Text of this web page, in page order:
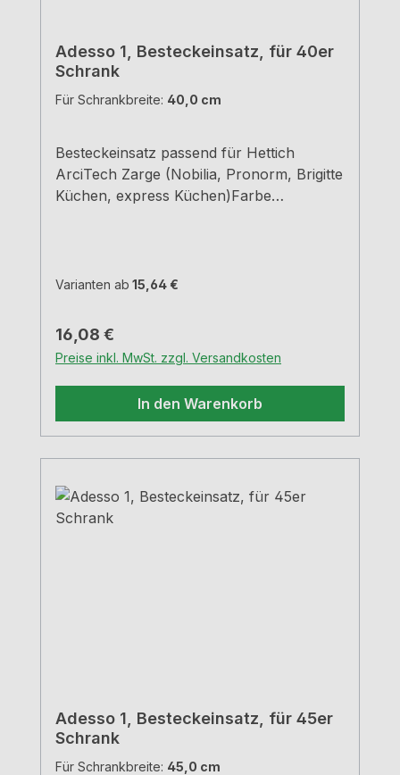
Adesso 1, Besteckeinsatz, für 40er
Schrank
Für Schrankbreite: 40,0 cm
Besteckeinsatz passend für Hettich
ArciTech Zarge (Nobilia, Pronorm, Brigitte
Küchen, express Küchen)Farbe
Varianten ab 15,64 €
Regulärer Preis:
16,08 €
Preise inkl. MwSt. zzgl. Versandkosten
In den Warenkorb
Adesso 1, Besteckeinsatz, für 45er
Schrank
Für Schrankbreite: 45,0 cm